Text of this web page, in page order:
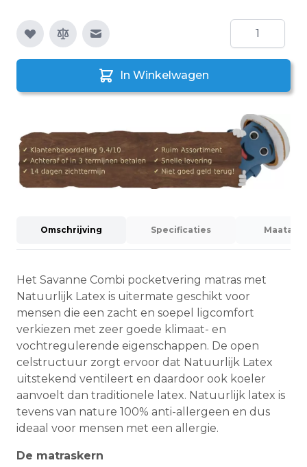
E-mail naar een vriend
Aantal
In Winkelwagen
Omschrijving Specificaties
Het Savanne Combi pocketvering matras met
Natuurlijk Latex is uitermate geschikt voor
mensen die een zacht en soepel ligcomfort
verkiezen met zeer goede klimaat- en
vochtregulerende eigenschappen. De open
celstructuur zorgt ervoor dat Natuurlijk Latex
uitstekend ventileert en daardoor ook koeler
aanvoelt dan traditionele latex. Natuurlijk latex is
tevens van nature 100% anti-allergeen en dus
ideaal voor mensen met een allergie.
De matraskern